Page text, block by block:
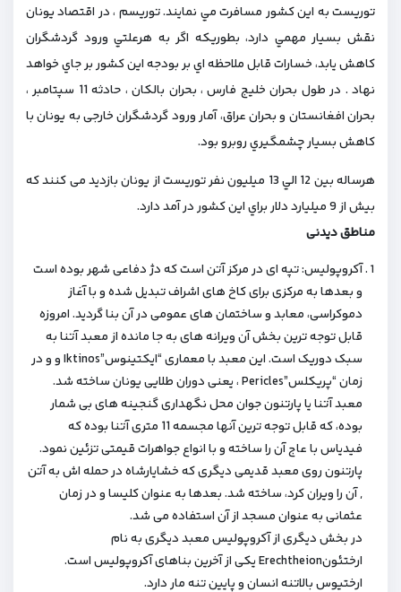
توريست به اين كشور مسافرت مي نمايند. توريسم ، در اقتصاد يونان
نقش بسيار مهمي دارد، بطوريكه اگر به هرعلتي ورود گردشگران
كاهش يابد، خسارات قابل ملاحظه اي بر بودجه این کشور بر جاي خواهد
نهاد . در طول بحران خليج فارس ، بحران بالكان ، حادثه 11 سپتامبر ،
بحران افغانستان و بحران عراق، آمار ورود گردشگران خارجی به يونان با
كاهش بسيار چشمگيري روبرو بود.
هرساله بين 12 الي 13 ميليون نفر توریست از یونان بازدید می کنند که
بيش از 9 ميليارد دلار براي اين كشور در آمد دارد.
مناطق دیدنی
آکروپولیس: تپه ای در مرکز آتن است که دژ دفاعی شهر بوده است
و بعدها به مرکزی برای کاخ های اشراف تبدیل شده و با آغاز
دموکراسی، معابد و ساختمان های عمومی در آن بنا گردید. امروزه
قابل توجه ترین بخش آن ویرانه های به جا مانده از معبد آتنا به
سبک دوریک است. این معبد با معماری “ایکتینوس”Iktinos و و در
زمان “پریکلس”Pericles ، یعنی دوران طلایی یونان ساخته شد.
معبد آتنا یا پارتنون جوان محل نگهداری گنجینه های بی شمار
بوده، که قابل توجه ترین آنها مجسمه 11 متری آتنا بوده که
فیدیاس با عاج آن را ساخته و با انواع جواهرات قیمتی تزئین نمود.
پارتنون روی معبد قدیمی دیگری که خشایارشاه در حمله اش به آتن
, آن را ویران کرد، ساخته شد. بعدها به عنوان کلیسا و در زمان
عثمانی به عنوان مسجد از آن استفاده می شد.
در بخش دیگری از آکروپولیس معبد دیگری به نام
ارختئونErechtheion یکی از آخرین بناهای آکروپولیس است.
ارختیوس بالاتنه انسان و پایین تنه مار دارد.